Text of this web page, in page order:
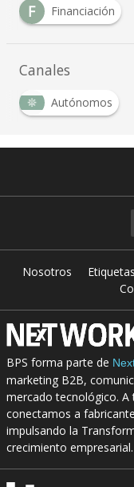
F
Financiación
Canales
Autónomos
Nosotros Etiquetas
BPS forma parte de
marketing B2B,
mercado tecnológico.
conectamos a
impulsando la
crecimiento empresarial.